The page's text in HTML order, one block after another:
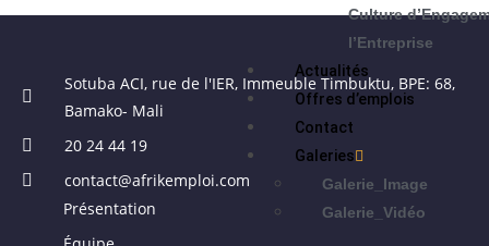
Culture
l’Entreprise
Actualités
Offres d’emplois
Contact
Galeries
Galerie_Image
Galerie_Vidéo
Sotuba ACI, rue de l'IER, Immeuble Timbuktu, BPE: 68,
Bamako- Mali
20 24 44 19
contact@afrikemploi.com
Présentation